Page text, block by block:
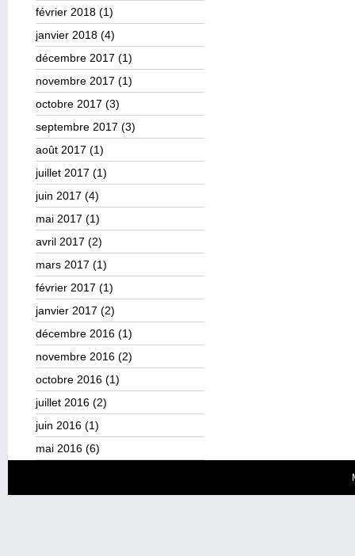
février 2018 (1)
janvier 2018 (4)
décembre 2017 (1)
novembre 2017 (1)
octobre 2017 (3)
septembre 2017 (3)
août 2017 (1)
juillet 2017 (1)
juin 2017 (4)
mai 2017 (1)
avril 2017 (2)
mars 2017 (1)
février 2017 (1)
janvier 2017 (2)
décembre 2016 (1)
novembre 2016 (2)
octobre 2016 (1)
juillet 2016 (2)
juin 2016 (1)
mai 2016 (6)